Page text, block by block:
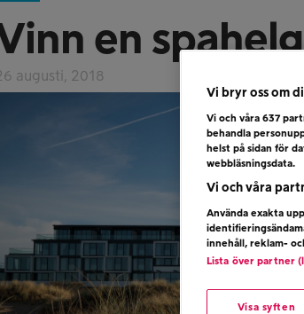
en
augusti, 2018
Vi bryr oss om
Vi och våra 637
behandla
helst på sidan för
webbläsningsdata.
Vi och våra
Använda exakta
innehåll, reklam-
Lista över partner
Visa syften